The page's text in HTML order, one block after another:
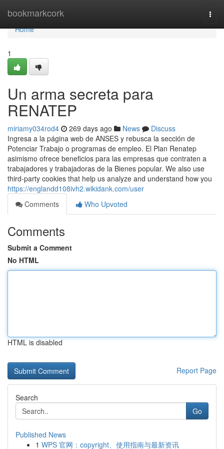
bookmarkcork
Home
Home
1
Un arma secreta para
RENATEP
miriamy034rod4 269 days ago News
Discuss
Ingresa a ​la página web de ANSES y rebusca la sección ⁢de
Potenciar Trabajo o programas de empleo. El Plan Renatep
asimismo ofrece beneficios para las empresas que contraten a
trabajadores y trabajadoras de la Bienes popular. We also use
third-party cookies that help us analyze and understand how you
https://englandd108ivh2.wikidank.com/user
Comments
Who Upvoted
Comments
Submit a Comment
No HTML
HTML is disabled
Report Page
Search
Go
Published News
1 WPS 官网：copyright、使用指南与最新资讯